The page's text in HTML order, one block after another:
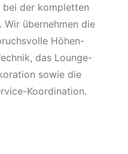
bei der kompletten
Wir übernehmen die
Höhen-
das Lounge-
sowie die
Koordination.